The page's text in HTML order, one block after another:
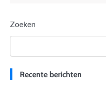
Zoeken
Recente berichten